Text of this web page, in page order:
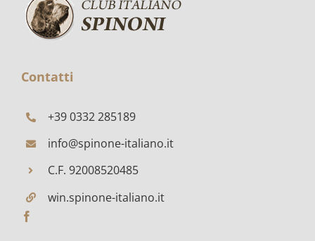
Contatti
+39 0332 285189
info@spinone-italiano.it
C.F. 92008520485
win.spinone-italiano.it